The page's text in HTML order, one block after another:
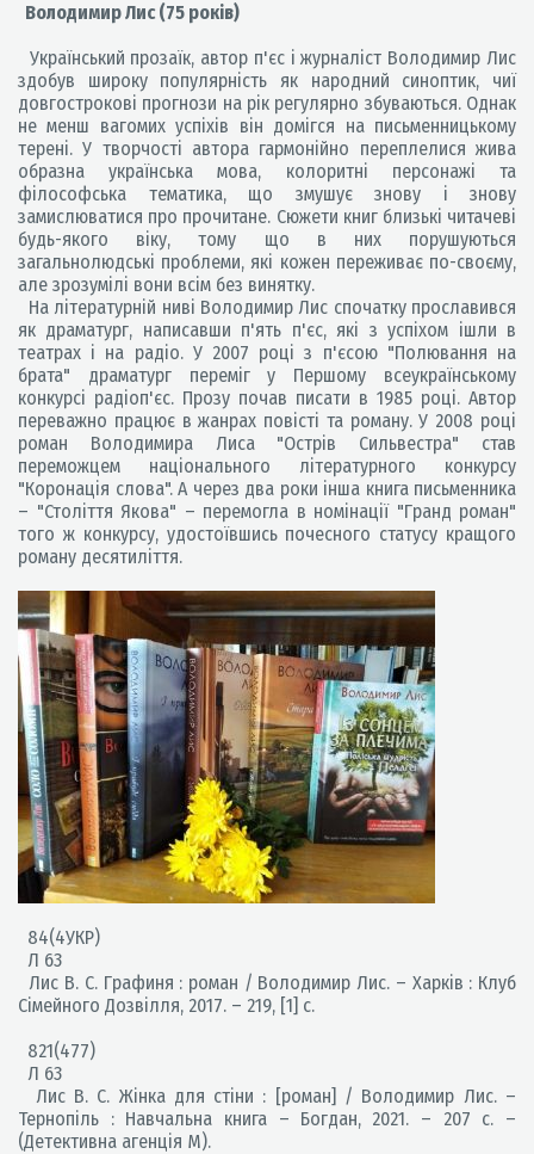
Володимир Лис (75 років)
Український прозаїк, автор п'єс і журналіст Володимир Лис
здобув широку популярність як народний синоптик, чиї
довгострокові прогнози на рік регулярно збуваються. Однак
не менш вагомих успіхів він домігся на письменницькому
терені. У творчості автора гармонійно переплелися жива
образна українська мова, колоритні персонажі та
філософська тематика, що змушує знову і знову
замислюватися про прочитане. Сюжети книг близькі читачеві
будь-якого віку, тому що в них порушуються
загальнолюдські проблеми, які кожен переживає по-своєму,
але зрозумілі вони всім без винятку.
На літературній ниві Володимир Лис спочатку прославився
як драматург, написавши п'ять п'єс, які з успіхом ішли в
театрах і на радіо. У 2007 році з п'єсою "Полювання на
брата" драматург переміг у Першому всеукраїнському
конкурсі радіоп'єс. Прозу почав писати в 1985 році. Автор
переважно працює в жанрах повісті та роману. У 2008 році
роман Володимира Лиса "Острів Сильвестра" став
переможцем національного літературного конкурсу
"Коронація слова". А через два роки інша книга письменника
– "Століття Якова" – перемогла в номінації "Гранд роман"
того ж конкурсу, удостоївшись почесного статусу кращого
роману десятиліття.
84(4УКР)
Л 63
Лис В. С. Графиня : роман / Володимир Лис. – Харків : Клуб
Сімейного Дозвілля, 2017. – 219, [1] с.
821(477)
Л 63
Лис В. С. Жінка для стіни : [роман] / Володимир Лис. –
Тернопіль : Навчальна книга – Богдан, 2021. – 207 с. –
(Детективна агенція М).